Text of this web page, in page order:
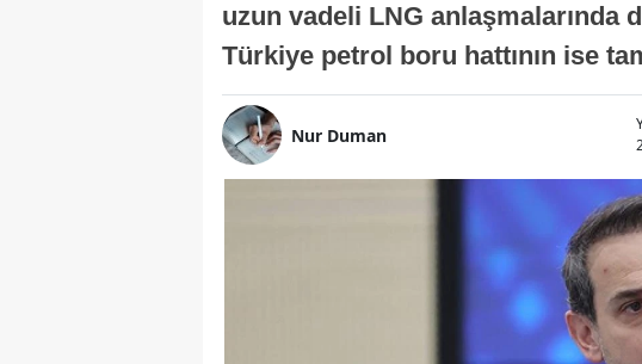
uzun vadeli LNG anlaşmalarında
Türkiye petrol boru hattının ise
Nur Duman